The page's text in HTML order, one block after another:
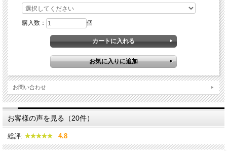
購入数： 個
お問い合わせ
お客様の声を見る（20件）
総評: 4.8